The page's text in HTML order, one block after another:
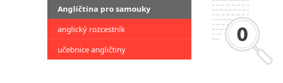
Angličtina pro samouky
anglický rozcestník
učebnice angličtiny
Tišnov
Vysoká